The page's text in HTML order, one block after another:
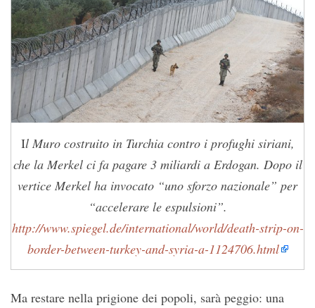
Il Muro costruito in Turchia contro i profughi siriani,
che la Merkel ci fa pagare 3 miliardi a Erdogan. Dopo il
vertice Merkel ha invocato “uno sforzo nazionale” per
“accelerare le espulsioni”.
http://www.spiegel.de/international/world/death-strip-on-
border-between-turkey-and-syria-a-1124706.html
Ma restare nella prigione dei popoli, sarà peggio: una